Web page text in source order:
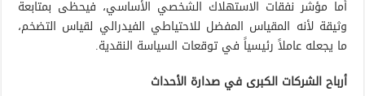
أما مؤشر نفقات الاستهلاك الشخصي الأساسي، فيحظى بمتابعة
وثيقة لأنه المقياس المفضل للاحتياطي الفيدرالي لقياس التضخم،
ما يجعله عاملاً رئيسياً في توقعات السياسة النقدية.
أرباح الشركات الكبرى في صدارة الأحداث